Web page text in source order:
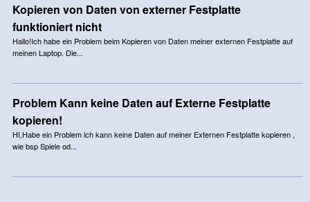
Kopieren von Daten von externer Festplatte
funktioniert nicht
Hallo!Ich habe ein Problem beim Kopieren von Daten meiner externen Festplatte auf
meinen Laptop. Die...
Problem Kann keine Daten auf Externe Festplatte
kopieren!
HI,Habe ein Problem ich kann keine Daten auf meiner Externen Festplatte kopieren ,
wie bsp Spiele od...